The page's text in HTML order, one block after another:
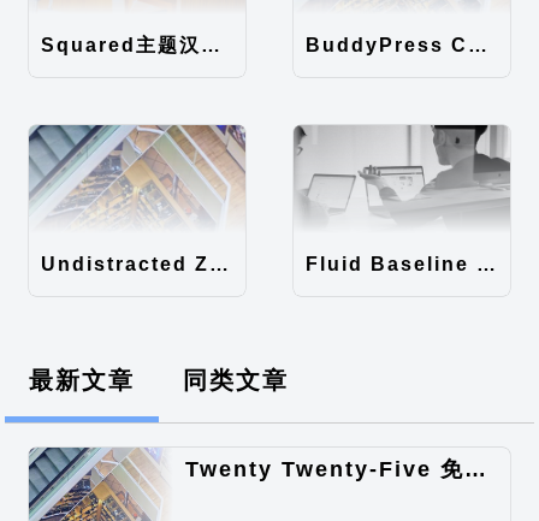
Squared主题汉化包 BuddyPress Colours主题汉化包
Undistracted Zen主题汉化包 Fluid Baseline Grid主题汉化包
最新文章 同类文章
Twenty Twenty-Five 免费的WordPress内容主题